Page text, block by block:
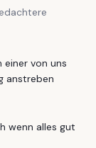
von uns
anstreben
wenn alles gut